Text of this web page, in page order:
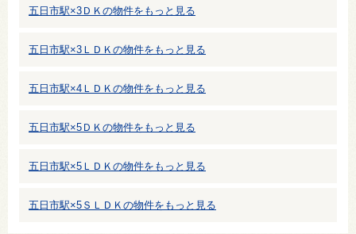
五日市駅×3ＤＫの物件をもっと見る
五日市駅×3ＬＤＫの物件をもっと見る
五日市駅×4ＬＤＫの物件をもっと見る
五日市駅×5ＤＫの物件をもっと見る
五日市駅×5ＬＤＫの物件をもっと見る
五日市駅×5ＳＬＤＫの物件をもっと見る